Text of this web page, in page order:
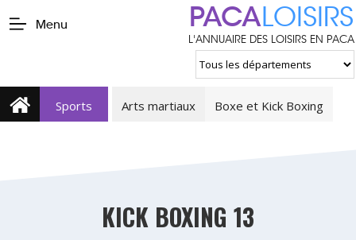
Menu PACALOISIRS
L'ANNUAIRE DES LOISIRS EN PACA
Sports Arts martiaux Boxe et Kick Boxing
KICK BOXING 13